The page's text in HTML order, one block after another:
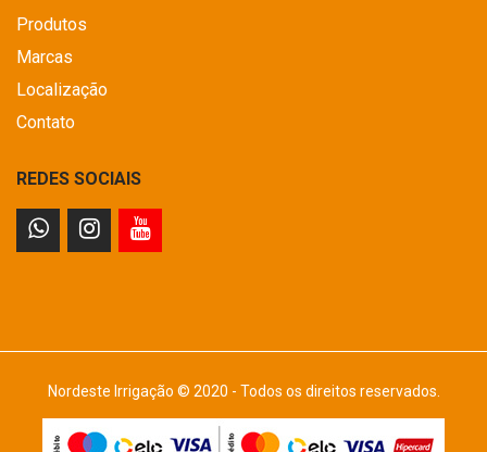
Produtos
Marcas
Localização
Contato
REDES SOCIAIS
Nordeste Irrigação © 2020 - Todos os direitos reservados.